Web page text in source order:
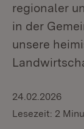
regionaler
in der
unsere
24.02.2026
Lesezeit: 2